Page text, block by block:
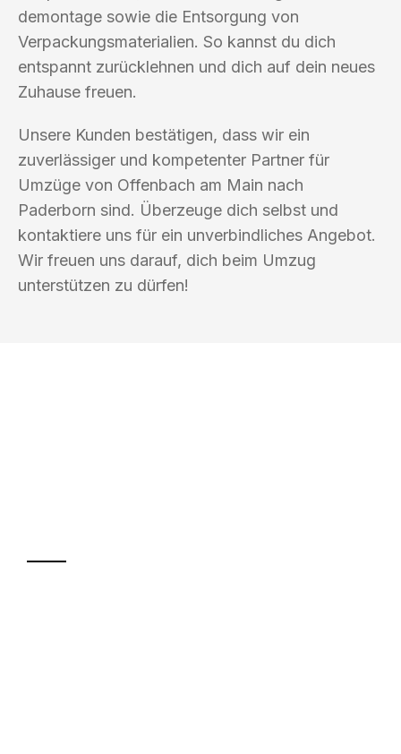
demontage sowie die Entsorgung von
Verpackungsmaterialien. So kannst du dich
entspannt zurücklehnen und dich auf dein neues
Zuhause freuen.
Unsere Kunden bestätigen, dass wir ein
zuverlässiger und kompetenter Partner für
Umzüge von Offenbach am Main nach
Paderborn sind. Überzeuge dich selbst und
kontaktiere uns für ein unverbindliches Angebot.
Wir freuen uns darauf, dich beim Umzug
unterstützen zu dürfen!